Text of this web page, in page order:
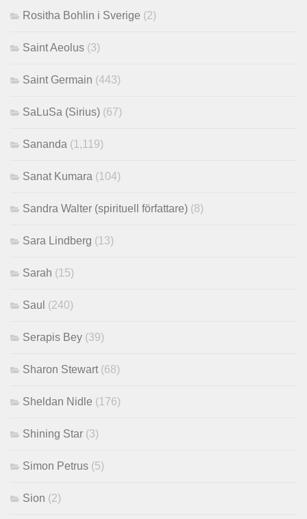
Rositha Bohlin i Sverige (2)
Saint Aeolus (3)
Saint Germain (443)
SaLuSa (Sirius) (67)
Sananda (1,119)
Sanat Kumara (104)
Sandra Walter (spirituell författare) (8)
Sara Lindberg (13)
Sarah (15)
Saul (240)
Serapis Bey (39)
Sharon Stewart (68)
Sheldan Nidle (176)
Shining Star (3)
Simon Petrus (5)
Sion (2)